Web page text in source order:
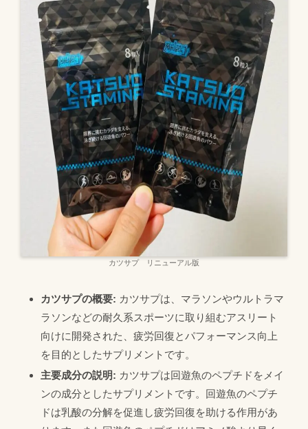
カツサプ リニューアル版
カツサプの概要: カツサプは、マラソンやウルトラマ
ラソンなどの耐久系スポーツに取り組むアスリート
向けに開発された、疲労回復とパフォーマンス向上
を目的としたサプリメントです。
主要成分の説明: カツサプは回遊魚のペプチドをメイ
ンの成分としたサプリメントです。回遊魚のペプチ
ドは乳酸の分解を促進し疲労回復を助ける作用があ